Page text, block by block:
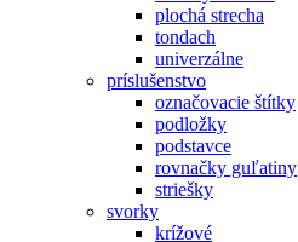
plochá strecha
tondach
univerzálne
príslušenstvo
označovacie štítky
podložky
podstavce
rovnačky guľatiny
striešky
svorky
krížové